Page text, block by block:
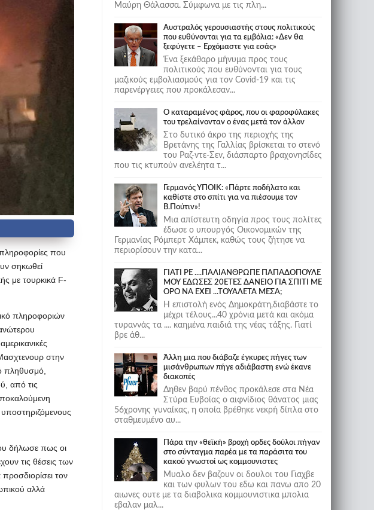
που
σηκωθεί
με τουρκικά F-
πληροφοριών
στην
πληθυσμό,
από τις
δήλωσε πως οι
τις θέσεις των
τον
αλλά
Μαύρη Θάλασσα. Σύμφωνα με τις πλη...
Αυστραλός γερουσιαστής στους πολιτικούς
που ευθύνονται για τα εμβόλια: «Δεν θα
ξεφύγετε – Ερχόμαστε για εσάς»
Ένα ξεκάθαρο μήνυμα προς τους
πολιτικούς που ευθύνονται για τους
μαζικούς εμβολιασμούς για τον Covid-19 και τις
παρενέργειες που προκάλεσαν...
Ο καταραμένος φάρος, που οι φαροφύλακες
του τρελαίνονταν ο ένας μετά τον άλλον
Στο δυτικό άκρο της περιοχής της
Βρετάνης της Γαλλίας βρίσκεται το στενό
του Ραζ-ντε-Σεν, διάσπαρτο βραχονησίδες
που τις κτυπούν ανελέητα τ...
Γερμανός ΥΠΟΙΚ: «Πάρτε ποδήλατο και
καθίστε στο σπίτι για να πιέσουμε τον
Β.Πούτιν»!
Μια απίστευτη οδηγία προς τους πολίτες
έδωσε ο υπουργός Οικονομικών της
Γερμανίας Ρόμπερτ Χάμπεκ, καθώς τους ζήτησε να
περιορίσουν την κατα...
ΓΙΑΤΙ ΡΕ ....ΠΑΛΙΑΝΘΡΩΠΕ ΠΑΠΑΔΟΠΟΥΛΕ
ΜΟΥ ΕΔΩΣΕΣ 20ΕΤΕΣ ΔΑΝΕΙΟ ΓΙΑ ΣΠΙΤΙ ΜΕ
ΟΡΟ ΝΑ ΕΧΕΙ ...ΤΟΥΑΛΕΤΑ ΜΕΣΑ;
Η επιστολή ενός Δημοκράτη,διαβάστε το
μέχρι τέλους...40 χρόνια μετά και ακόμα
τυραννάς τα .... καημένα παιδιά της νέας τάξης. Γιατί
βρε άθ...
Άλλη μια που διάβαζε έγκυρες πήγες των
μισάνθρωπων πήγε αδιάβαστη ενώ έκανε
διακοπές
Δηθεν βαρύ πένθος προκάλεσε στα Νέα
Στύρα Ευβοίας ο αιφνίδιος θάνατος μιας
56χρονης γυναίκας, η οποία βρέθηκε νεκρή δίπλα στο
σταθμευμένο αυ...
Πάρα την «θεϊκή» βροχή ορδες δούλοι πήγαν
στο σύνταγμα παρέα με τα παράσιτα του
κακού γνωστοί ως κομμουνιστες
Μυαλο δεν βαζουν οι δουλοι του Γιαχβε
και των φυλων του εδω και πανω απο 20
αιωνες ουτε με τα διαβολικα κομμουνιστικα μπολια
εβαλαν μαλ...